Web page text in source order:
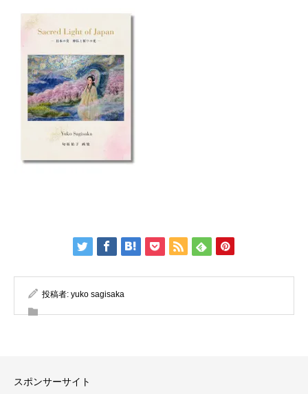
投稿者: yuko sagisaka
スポンサーサイト